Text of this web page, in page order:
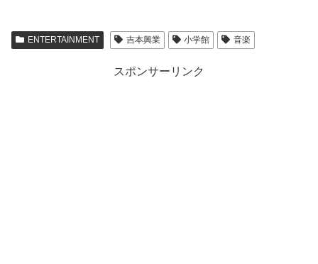
ENTERTAINMENT 吉本興業 小学館 音楽
スポンサーリンク